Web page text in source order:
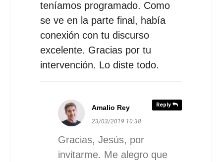
teníamos programado. Como
se ve en la parte final, había
conexión con tu discurso
excelente. Gracias por tu
intervención. Lo diste todo.
Reply
Amalio Rey
23/03/2019 10:38
Gracias, Jesús, por
invitarme. Me alegro que